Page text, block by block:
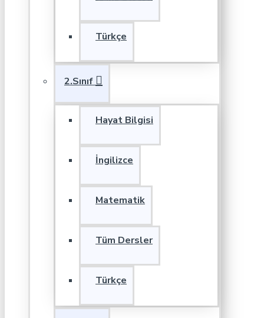
Türkçe
2.Sınıf
Hayat Bilgisi
İngilizce
Matematik
Tüm Dersler
Türkçe